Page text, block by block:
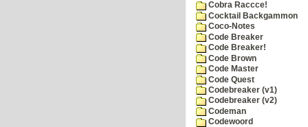
Cobra Raccce!
Cocktail Backgammon
Coco-Notes
Code Breaker
Code Breaker!
Code Brown
Code Master
Code Quest
Codebreaker (v1)
Codebreaker (v2)
Codeman
Codewoord